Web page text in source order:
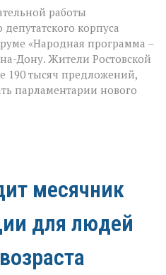
работы
корпуса
«Народная программа –
Дону. Жители Ростовской
190 тысяч предложений,
парламентарии нового
месячник
для людей